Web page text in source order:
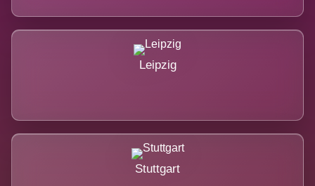
Leipzig
Stuttgart